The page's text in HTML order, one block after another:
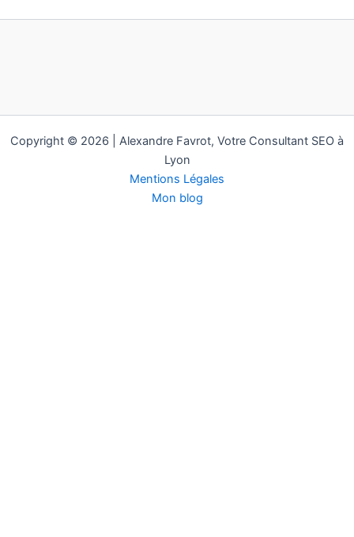
Copyright © 2026 | Alexandre Favrot, Votre Consultant SEO à
Lyon
Mentions Légales
Mon blog